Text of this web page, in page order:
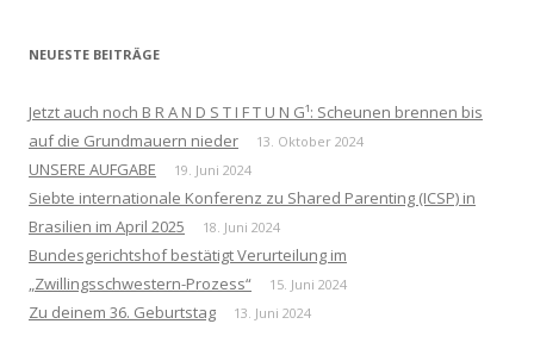
NEUESTE BEITRÄGE
Jetzt auch noch B R A N D S T I F T U N G¹: Scheunen brennen bis
auf die Grundmauern nieder
13. Oktober 2024
UNSERE AUFGABE 19. Juni 2024
Siebte internationale Konferenz zu Shared Parenting (ICSP) in
Brasilien im April 2025
18. Juni 2024
Bundesgerichtshof bestätigt Verurteilung im
„Zwillingsschwestern-Prozess“
15. Juni 2024
Zu deinem 36. Geburtstag 13. Juni 2024